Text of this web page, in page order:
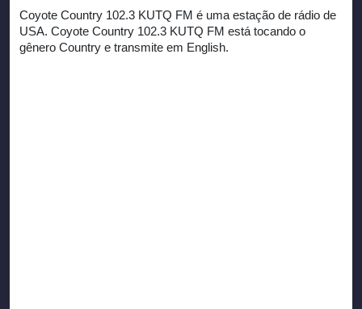
Coyote Country 102.3 KUTQ FM é uma estação de rádio de
USA. Coyote Country 102.3 KUTQ FM está tocando o
gênero Country e transmite em English.